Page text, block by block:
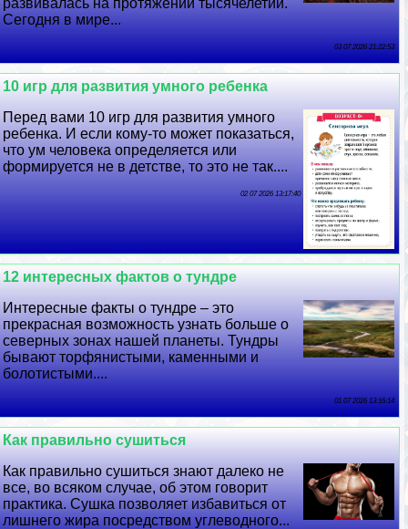
развивалась на протяжении тысячелетий.
Сегодня в мире...
03 07 2026 21:22:53
10 игр для развития умного ребенка
Перед вами 10 игр для развития умного
ребенка. И если кому-то может показаться,
что ум человека определяется или
формируется не в детстве, то это не так....
02 07 2026 13:17:40
12 интересных фактов о тундре
Интересные факты о тундре – это
прекрасная возможность узнать больше о
северных зонах нашей планеты. Тундры
бывают торфянистыми, каменными и
болотистыми....
01 07 2026 13:16:14
Как правильно сушиться
Как правильно сушиться знают далеко не
все, во всяком случае, об этом говорит
пpaктика. Сушка позволяет избавиться от
лишнего жира посредством углеводного...